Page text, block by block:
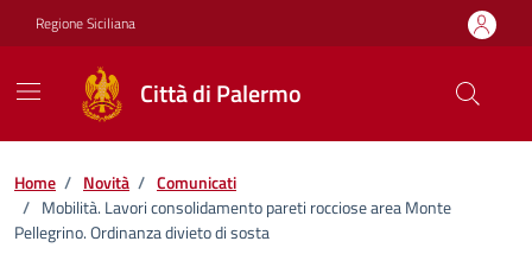
Vai ai contenuti
Vai al footer
Regione Siciliana
Città di Palermo
Home / Novità / Comunicati
/ Mobilità. Lavori consolidamento pareti rocciose area Monte
Pellegrino. Ordinanza divieto di sosta